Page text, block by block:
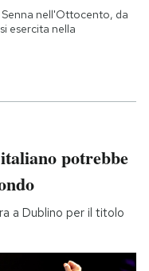
nell'Ottocento, da
esercita nella
potrebbe
a Dublino per il titolo